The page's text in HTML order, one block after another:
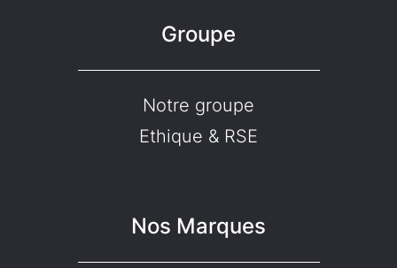
Groupe
Notre groupe
Ethique & RSE
Nos Marques